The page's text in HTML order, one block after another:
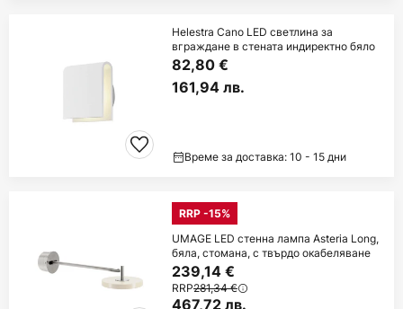
Helestra Cano LED светлина за
вграждане в стената индиректно бяло
82,80 €
161,94 лв.
Време за доставка: 10 - 15 дни
RRP -15%
UMAGE LED стенна лампа Asteria Long,
бяла, стомана, с твърдо окабеляване
239,14 €
RRP281,34 €
467,72 лв.